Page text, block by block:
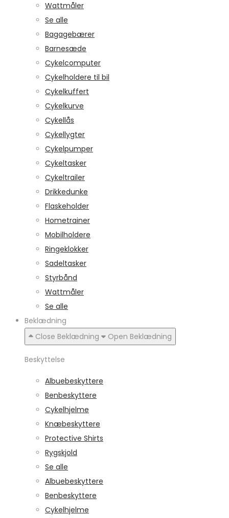
Wattmåler
Se alle
Bagagebærer
Barnesæde
Cykelcomputer
Cykelholdere til bil
Cykelkuffert
Cykelkurve
Cykellås
Cykellygter
Cykelpumper
Cykeltasker
Cykeltrailer
Drikkedunke
Flaskeholder
Hometrainer
Mobilholdere
Ringeklokker
Sadeltasker
Styrbånd
Wattmåler
Se alle
Beklædning
Close Beklædning
Open Beklædning
Beskyttelse
Albuebeskyttere
Benbeskyttere
Cykelhjelme
Knæbeskyttere
Protective Shirts
Rygskjold
Se alle
Albuebeskyttere
Benbeskyttere
Cykelhjelme